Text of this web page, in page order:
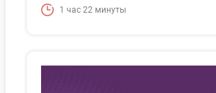
1 час 22 минуты